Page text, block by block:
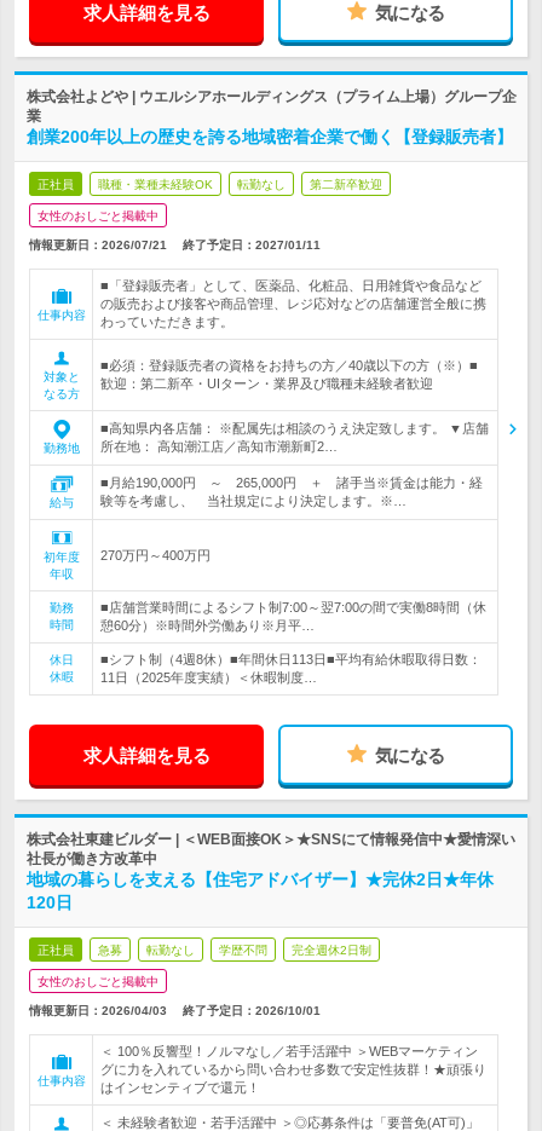
求人詳細を見る 気になる
株式会社よどや | ウエルシアホールディングス（プライム上場）グループ企
業
創業200年以上の歴史を誇る地域密着企業で働く【登録販売者】
正社員 職種・業種未経験OK 転勤なし 第二新卒歓迎
女性のおしごと掲載中
情報更新日：2026/07/21 終了予定日： 2027/01/11
仕事内容
■「登録販売者」として、医薬品、化粧品、日用雑貨や食品など
の販売および接客や商品管理、レジ応対などの店舗運営全般に携
わっていただきます。
対象と
なる方
■必須：登録販売者の資格をお持ちの方／40歳以下の方（※）■
歓迎：第二新卒・UIターン・業界及び職種未経験者歓迎
勤務地
■高知県内各店舗： ※配属先は相談のうえ決定致します。 ▼店舗
所在地： 高知潮江店／高知市潮新町2…
給与
■月給190,000円 ～ 265,000円 ＋ 諸手当※賃金は能力・経
験等を考慮し、 当社規定により決定します。※…
初年度
年収
270万円～400万円
勤務
時間
■店舗営業時間によるシフト制7:00～翌7:00の間で実働8時間（休
憩60分）※時間外労働あり※月平…
休日
休暇
■シフト制（4週8休）■年間休日113日■平均有給休暇取得日数：
11日（2025年度実績）＜休暇制度…
求人詳細を見る 気になる
株式会社東建ビルダー | ＜WEB面接OK＞★SNSにて情報発信中★愛情深い
社長が働き方改革中
地域の暮らしを支える【住宅アドバイザー】★完休2日★年休
120日
正社員 急募 転勤なし 学歴不問 完全週休2日制
女性のおしごと掲載中
情報更新日：2026/04/03 終了予定日： 2026/10/01
仕事内容
＜ 100％反響型！ノルマなし／若手活躍中 ＞WEBマーケティン
グに力を入れているから問い合わせ多数で安定性抜群！★頑張り
はインセンティブで還元！
＜ 未経験者歓迎・若手活躍中 ＞◎応募条件は「要普免(AT可)」